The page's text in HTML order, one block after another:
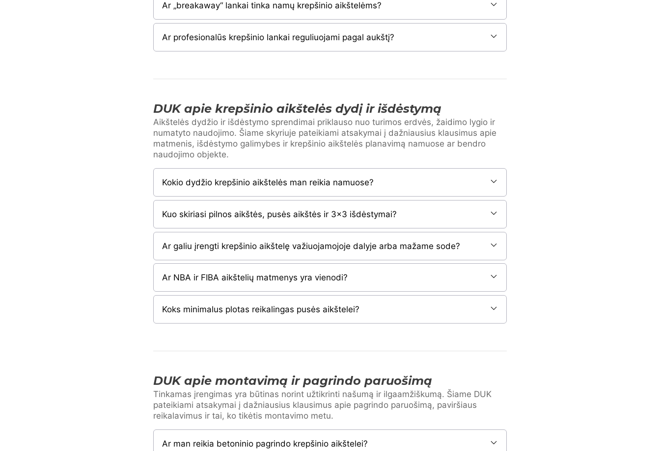
Ar „breakaway“ lankai tinka namų krepšinio aikštelėms?
Ar profesionalūs krepšinio lankai reguliuojami pagal aukštį?
DUK apie krepšinio aikštelės dydį ir išdėstymą
Aikštelės dydžio ir išdėstymo sprendimai priklauso nuo turimos erdvės, žaidimo lygio ir
numatyto naudojimo. Šiame skyriuje pateikiami atsakymai į dažniausius klausimus apie
matmenis, išdėstymo galimybes ir krepšinio aikštelės planavimą namuose ar bendro
naudojimo objekte.
Kokio dydžio krepšinio aikštelės man reikia namuose?
Kuo skiriasi pilnos aikštės, pusės aikštės ir 3×3 išdėstymai?
Ar galiu įrengti krepšinio aikštelę važiuojamojoje dalyje arba mažame sode?
Ar NBA ir FIBA aikštelių matmenys yra vienodi?
Koks minimalus plotas reikalingas pusės aikštelei?
DUK apie montavimą ir pagrindo paruošimą
Tinkamas įrengimas yra būtinas norint užtikrinti našumą ir ilgaamžiškumą. Šiame DUK
pateikiami atsakymai į dažniausius klausimus apie pagrindo paruošimą, paviršiaus
reikalavimus ir tai, ko tikėtis montavimo metu.
Ar man reikia betoninio pagrindo krepšinio aikštelei?